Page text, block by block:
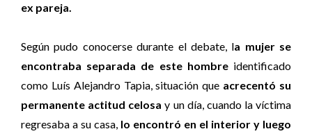
ex pareja.
Según pudo conocerse durante el debate, la mujer se
encontraba separada de este hombreidentificado
como Luís Alejandro Tapia, situación que acrecentó su
permanente actitud celosa y un día, cuando la víctima
regresaba a su casa, lo encontró en el interior y luego